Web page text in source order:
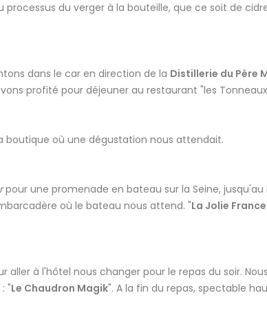
du verger à la bouteille, que ce soit de
dans le car en direction de la Distillerie du Père
profité pour déjeuner au restaurant "les
boutique où une dégustation nous attendait.
pour une promenade en bateau sur la Seine, jusqu'au
où le bateau nous attend. "La Jolie France
à l'hôtel nous changer pour le repas du soir.
"Le Chaudron Magik". A la fin du repas, spectable